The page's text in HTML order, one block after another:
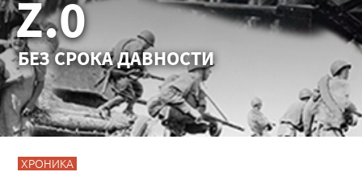
Z.0
БЕЗ СРОКА ДАВНОСТИ
ХРОНИКА